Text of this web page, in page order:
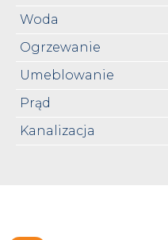
Woda
Ogrzewanie
Umeblowanie
Prąd
Kanalizacja